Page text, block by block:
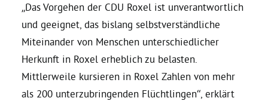
Aktiv werden
Arbeitsgruppen
„Das Vorgehen der CDU Roxel ist unverantwortlich
und geeignet, das bislang selbstverständliche
Mitein­ander von Menschen unterschiedlicher
Herkunft in Roxel erheblich zu belasten.
Mittlerweile kursieren in Roxel Zahlen von mehr
als 200 unterzubringenden Flüchtlingen“, erklärt